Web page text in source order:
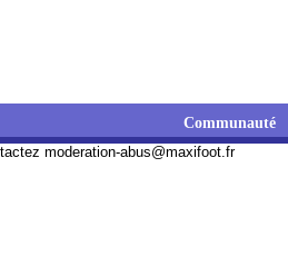
Communauté
moderation-abus@maxifoot.fr